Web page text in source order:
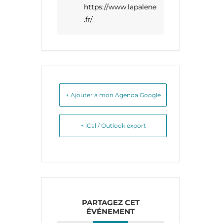
https://www.lapalene
.fr/
+ Ajouter à mon Agenda Google
+ iCal / Outlook export
PARTAGEZ CET
ÉVÉNEMENT